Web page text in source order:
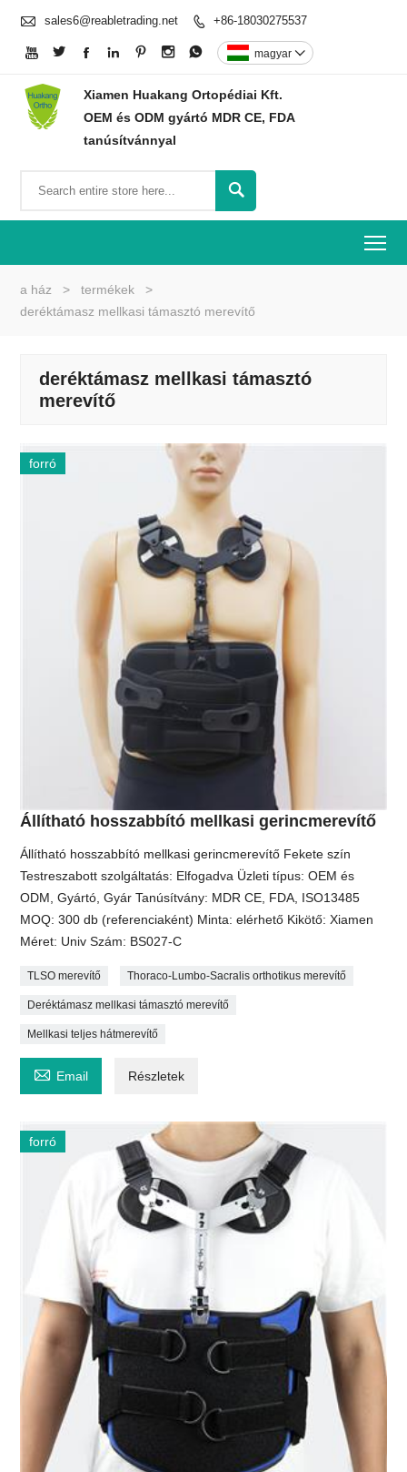
 sales6@reabletrading.net  +86-18030275537
       magyar 
Xiamen Huakang Ortopédiai Kft.
OEM és ODM gyártó MDR CE, FDA
tanúsítvánnyal

a ház > termékek
>
deréktámasz mellkasi támasztó merevítő
deréktámasz mellkasi támasztó
merevítő
forró
Állítható hosszabbító mellkasi gerincmerevítő
Állítható hosszabbító mellkasi gerincmerevítő Fekete szín
Testreszabott szolgáltatás: Elfogadva Üzleti típus: OEM és
ODM, Gyártó, Gyár Tanúsítvány: MDR CE, FDA, ISO13485
MOQ: 300 db (referenciaként) Minta: elérhető Kikötő: Xiamen
Méret: Univ Szám: BS027-C
TLSO merevítő Thoraco-Lumbo-Sacralis orthotikus merevítő
Deréktámasz mellkasi támasztó merevítő
Mellkasi teljes hátmerevítő
 Email Részletek
forró